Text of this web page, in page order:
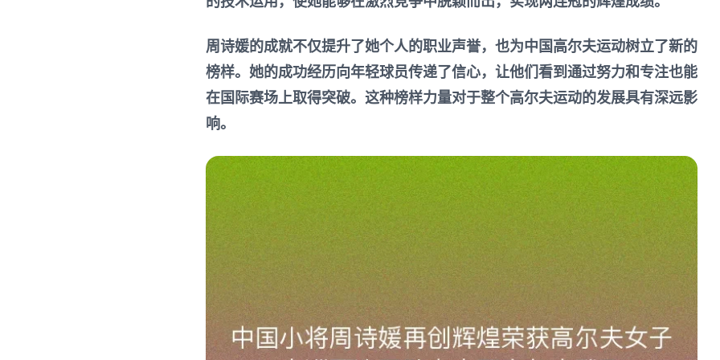
周诗媛的成就不仅提升了她个人的职业声誉，也为中国高尔夫运动树立了新的
榜样。她的成功经历向年轻球员传递了信心，让他们看到通过努力和专注也能
在国际赛场上取得突破。这种榜样力量对于整个高尔夫运动的发展具有深远影
响。